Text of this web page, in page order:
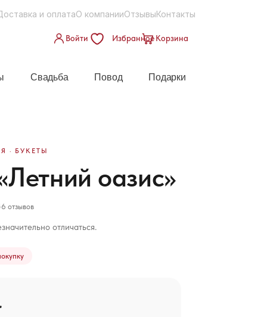
и оплатаО компанииОтзывыКонтакты
Войти ИзбранноеКорзина
Свадьба Повод Подарки
· БУКЕТЫ
оазис»
отзывов
отличаться.